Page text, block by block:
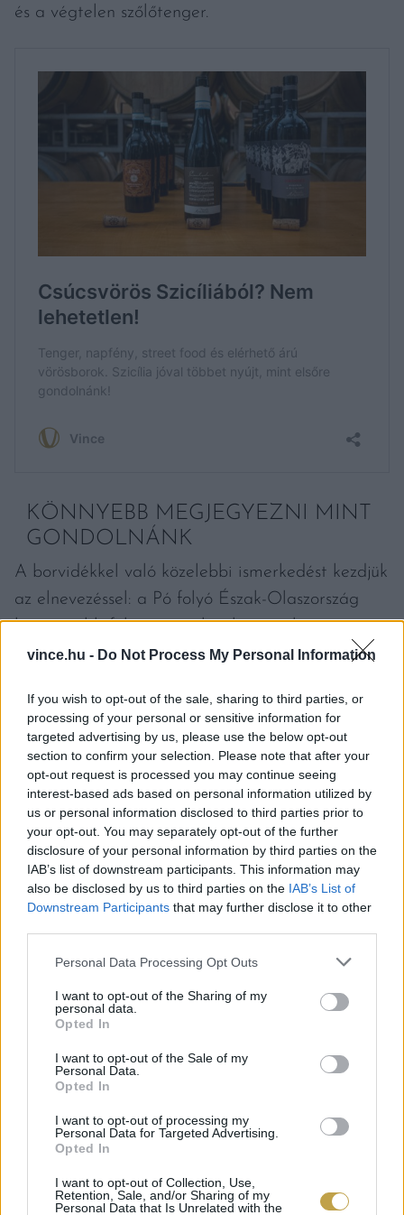
vince.hu - Do Not Process My Personal Information
If you wish to opt-out of the sale, sharing to third parties, or
processing of your personal or sensitive information for
targeted advertising by us, please use the below opt-out
section to confirm your selection. Please note that after your
opt-out request is processed you may continue seeing
interest-based ads based on personal information utilized by
us or personal information disclosed to third parties prior to
your opt-out. You may separately opt-out of the further
disclosure of your personal information by third parties on the
IAB’s list of downstream participants. This information may
also be disclosed by us to third parties on the IAB’s List of
Downstream Participants that may further disclose it to other
Please note that this website/app uses one or more Google
not limited to your visit or usage behaviour. You may click to
grant or deny consent to Google and its third-party tags to
use your data for below specified purposes in below Google
consent section.
Personal Data Processing Opt Outs
I want to opt-out of the Sharing of my
personal data.
Opted In
I want to opt-out of the Sale of my
Personal Data.
Opted In
I want to opt-out of processing my
Personal Data for Targeted Advertising.
Opted In
I want to opt-out of Collection, Use,
Retention, Sale, and/or Sharing of my
Personal Data that Is Unrelated with the
és a végtelen szőlőtenger.
KÖNNYEBB MEGJEGYEZNI MINT
GONDOLNÁNK
A borvidékkel való közelebbi ismerkedést kezdjük
az elnevezéssel: a Pó folyó Észak-Olaszország
legnagyobb folyója, amelynek árterületén
termelik a rizottó alapanyagát, az „Oltrepò”
a régió fővárosából, Paviából ered. A borvidék
nagyjából egy szabályos háromszöget rajzol ki –
bár szerintem a szőlőfürt forma sokkal
helytállóbb –, amelynek minden oldala 30-30
km. Persze, a Pó vidékét homályos földrajzórai
emlékeinkből leginkább síkságnak képzeljük el,
de a fentebb már érintett nemes szomszédság
azért előrevetíti, hogy errefelé is akadnak
borászok szőlőmunkásokért elsóhajtott imáit. Az
átlagos kezdőmagasság 300 méter körüli, de
nem ritka, hogy 600 méter felett is találunk itt
sok esetben organikusan, fenntartható módon
művelt ültetényeket.